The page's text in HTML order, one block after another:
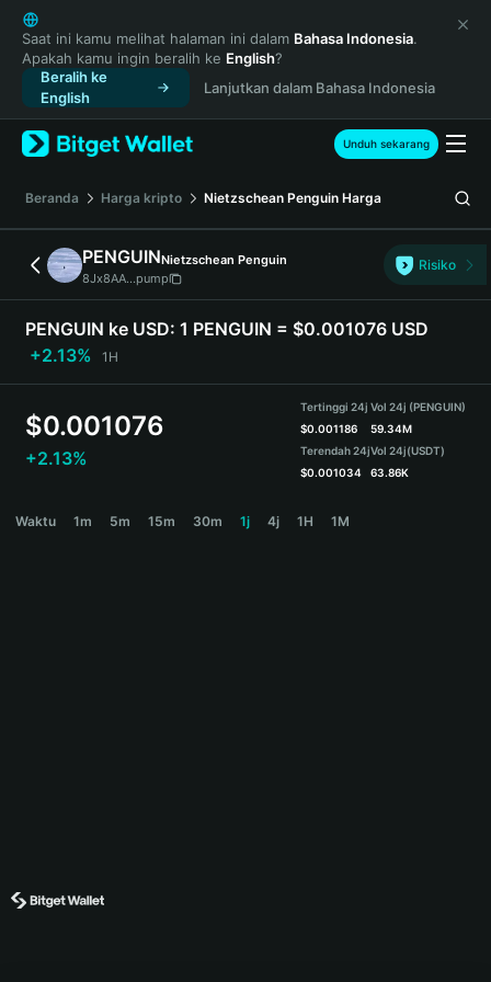
English
日本語
Tiếng Việt
Русский
Español (Latinoamérica)
Türkçe
Français
Deutsch
简体中文
繁體中文
Português (Portugal)
Bahasa Indonesia
ภาษาไทย
हिन्दी
Español
Português (Brasil)
Saat ini kamu melihat halaman ini dalam Bahasa Indonesia.
Apakah kamu ingin beralih ke English?
Beralih ke
English
Lanjutkan dalam Bahasa Indonesia
Unduh sekarang
Beranda Harga kripto Nietzschean Penguin Harga
PENGUINNietzschean Penguin
8Jx8AA...pump
Risiko
PENGUIN ke USD: 1 PENGUIN = $0.001076 USD
+2.13%
1H
$0.001076
+2.13%
Tertinggi 24j
$0.001186
Terendah 24j
$0.001034
Vol 24j (PENGUIN)
59.34M
Vol 24j(USDT)
63.86K
Waktu 1m 5m 15m 30m 1j 4j 1H 1M